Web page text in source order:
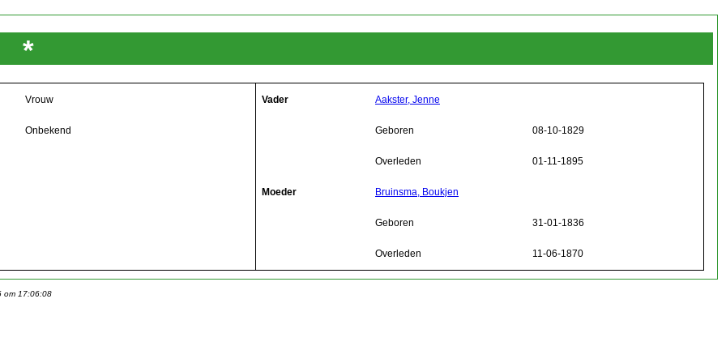
*
Vrouw
Onbekend
Vader Aakster, Jenne
Geboren 08-10-1829
Overleden 01-11-1895
Moeder Bruinsma, Boukjen
Geboren 31-01-1836
Overleden 11-06-1870
om 17:06:08